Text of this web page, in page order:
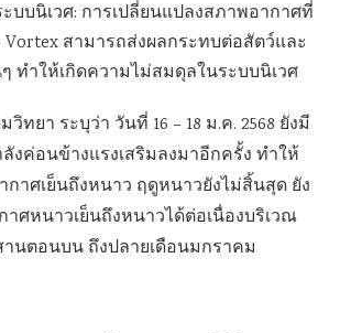
บบนิเวศ: การเปลี่ยนแปลงสภาพอากาศที่
Vortex สามารถส่งผลกระทบต่อสัตว์และ
ทำให้เกิดความไม่สมดุลในระบบนิเวศ
ยา ระบุว่า วันที่ 16 – 18 ม.ค. 2568 ยังมี
งค่อนข้างแรงเสริมลงมาอีกครั้ง ทำให้
าศเย็นถึงหนาว ฤดูหนาวยังไม่สิ้นสุด ยัง
ศหนาวเย็นถึงหนาวได้ต่อเนื่องบริเวณ
นตอนบน ถึงปลายเดือนมกราคม